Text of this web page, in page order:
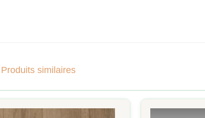
Produits similaires